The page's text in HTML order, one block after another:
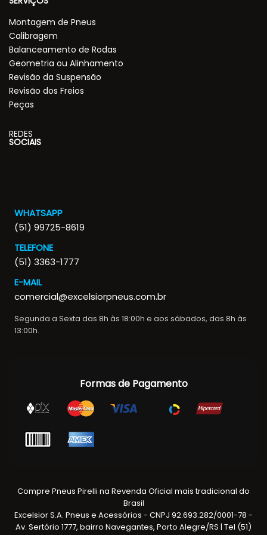
Montagem de Pneus
Calibragem
Balanceamento de Rodas
Geometria ou Alinhamento
Revisão da Suspensão
Revisão dos Freios
Peças
REDES
SOCIAIS
WHATSAPP
(51) 99725-8619
TELEFONE
(51) 3363-1777
E-MAIL
comercial@excelsiorpneus.com.br
Segunda a Sexta das 8h às 18:00h e aos sábados, das 8h às
13:00h.
Formas de Pagamento
Compre Pneus Pirelli na Revenda Oficial mais tradicional do
Brasil
Excelsior S.A. Pneus e Acessórios - CNPJ 92.693.282/0001-78 -
Av. Sertório 1777, bairro Navegantes, Porto Alegre/RS | Tel (51)